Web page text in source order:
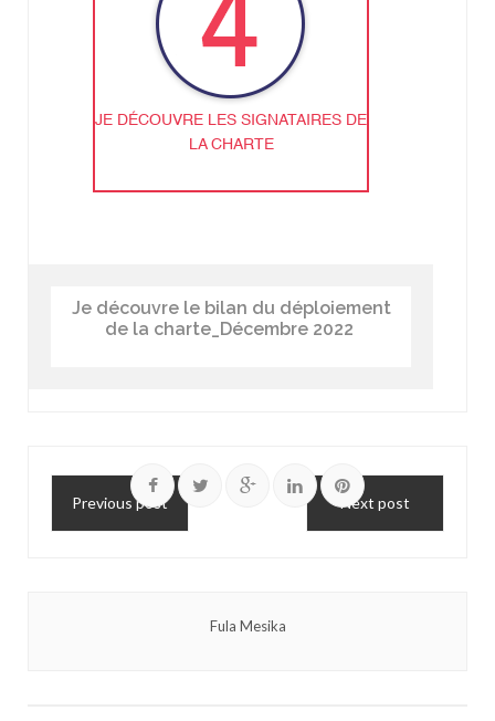
JE DÉCOUVRE LES SIGNATAIRES DE
LA CHARTE
Je découvre le bilan du déploiement
de la charte_Décembre 2022
Previous post Next post
Fula Mesika